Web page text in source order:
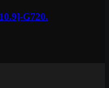
G720.